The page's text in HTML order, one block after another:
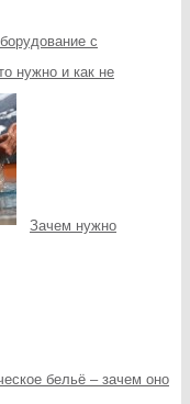
с
нужно и как не
Зачем нужно
бельё – зачем оно